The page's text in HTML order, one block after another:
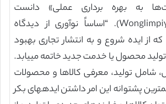
به بهره برداری عملی» دانست
(Wonglimpiyart, 2004, p. 230). “اساساً نوآوری از دیدگاه
از ایده شروع و به انتشار تجاری بهبود
محصول یا خدمت جدید خاتمه مییابد.
شامل تولید، معرفی کالاها و محصولات
پشتوانه این امر داشتن ایدههای بکر